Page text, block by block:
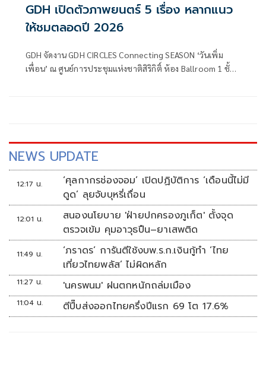
GDH เปิดตัวภาพยนตร์ 5 เรื่อง หลากแนว
ให้ชมตลอดปี 2026
GDH จัดงาน GDH CIRCLES Connecting SEASON ‘วันเพิ่ม
เพื่อน’ ณ ศูนย์การประชุมแห่งชาติสิริกิติ์ ห้อง Ballroom 1 ชั้น
NEWS UPDATE
12:17 น.
‘ศุลกากรช่องจอม’ เปิดปฏิบัติการ ‘เดือนนี้ไม่มี
ดูด’ ลุยจับบุหรี่เถื่อน
12:01 น.
สนองนโยบาย 'ฝ่ายปกครองภูเก็ต' ตั้งจุด
ตรวจเข้ม คุมอาวุธปืน–ยาเสพติด
11:49 น.
‘ภราดร’ การันตีใช้งบพ.ร.ก.เงินกู้ทำ ‘ไทย
เที่ยวไทยพลัส’ ไม่ผิดหลัก
11:27 น. 'นครพนม' ฝนตกหนักถล่มเมือง
11:04 น. ตีปี๊บส่งออกไทยครึ่งปีแรก 69 โต 17.6%